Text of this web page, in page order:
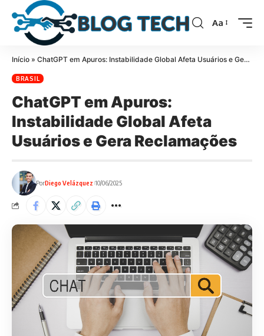
Aa
Início » ChatGPT em Apuros: Instabilidade Global Afeta Usuários e Gera Reclamações
BRASIL
ChatGPT em Apuros:
Instabilidade Global Afeta
Usuários e Gera Reclamações
PorDiego Velázquez 10/06/2025